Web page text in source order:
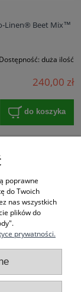
Linen® Beet Mix™
Dostępność: duża ilość
240,00 zł
do koszyka
« 1
poprawne
do Twoich
nas wszystkich
plików do
prywatności.